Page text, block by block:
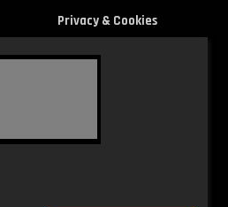
Privacy & Cookies